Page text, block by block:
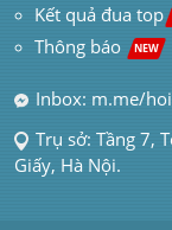
Kết quả đua top
Thông báo NEW
Inbox: m.me/
Trụ sở: Tầng 7,
Giấy, Hà Nội.